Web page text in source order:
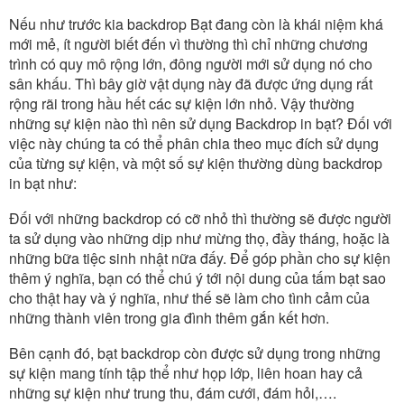
Nếu như trước kia backdrop Bạt đang còn là khái niệm khá
mới mẻ, ít người biết đến vì thường thì chỉ những chương
trình có quy mô rộng lớn, đông người mới sử dụng nó cho
sân khấu. Thì bây giờ vật dụng này đã được ứng dụng rất
rộng rãi trong hầu hết các sự kiện lớn nhỏ. Vậy thường
những sự kiện nào thì nên sử dụng Backdrop in bạt? Đối với
việc này chúng ta có thể phân chia theo mục đích sử dụng
của từng sự kiện, và một số sự kiện thường dùng backdrop
in bạt như:
Đối với những backdrop có cỡ nhỏ thì thường sẽ được người
ta sử dụng vào những dịp như mừng thọ, đầy tháng, hoặc là
những bữa tiệc sinh nhật nữa đấy. Để góp phần cho sự kiện
thêm ý nghĩa, bạn có thể chú ý tới nội dung của tấm bạt sao
cho thật hay và ý nghĩa, như thế sẽ làm cho tình cảm của
những thành viên trong gia đình thêm gắn kết hơn.
Bên cạnh đó, bạt backdrop còn được sử dụng trong những
sự kiện mang tính tập thể như họp lớp, liên hoan hay cả
những sự kiện như trung thu, đám cưới, đám hỏi,….